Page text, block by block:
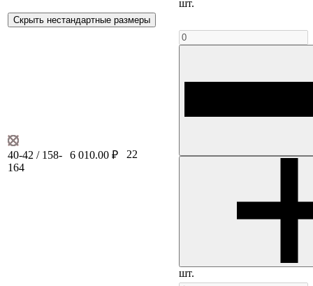
шт.
Скрыть нестандартные размеры
40-42 / 158-
164
6 010.00 ₽ 22
шт.